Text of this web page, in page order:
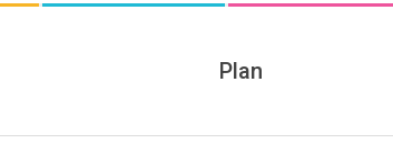
Plan